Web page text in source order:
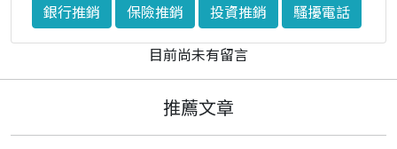
銀行推銷
保險推銷 投資推銷
騷擾電話
目前尚未有留言
推薦文章